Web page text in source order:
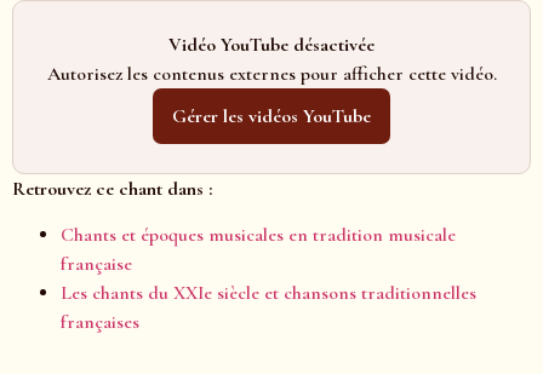
Vidéo YouTube désactivée
Autorisez les contenus externes pour afficher cette vidéo.
Gérer les vidéos YouTube
Retrouvez ce chant dans :
Chants et époques musicales en tradition musicale
française
Les chants du XXIe siècle et chansons traditionnelles
françaises